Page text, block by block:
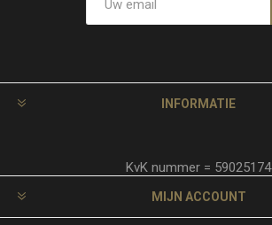
INFORMATIE
KvK nummer = 59025174
MIJN ACCOUNT